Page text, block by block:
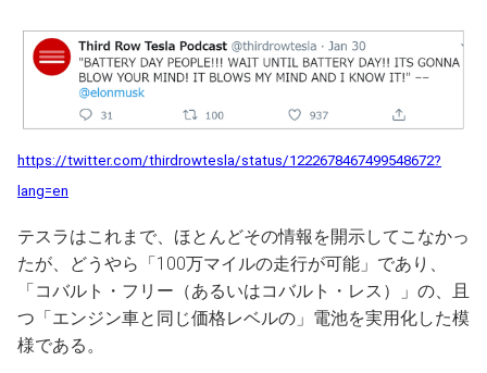
https://twitter.com/thirdrowtesla/status/1222678467499548672?
lang=en
テスラはこれまで、ほとんどその情報を開示してこなかっ
たが、どうやら「100万マイルの走行が可能」であり、
「コバルト・フリー（あるいはコバルト・レス）」の、且
つ「エンジン車と同じ価格レベルの」電池を実用化した模
様である。